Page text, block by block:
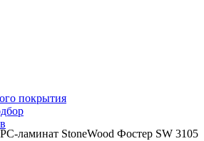
покрытия
ламинат StoneWood Фостер SW 3105